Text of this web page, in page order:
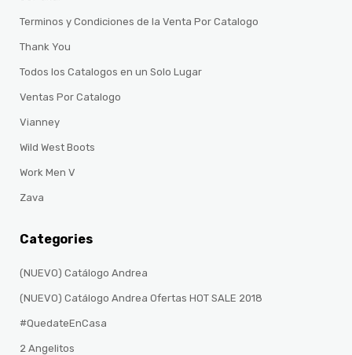
Terminos y Condiciones de la Venta Por Catalogo
Thank You
Todos los Catalogos en un Solo Lugar
Ventas Por Catalogo
Vianney
Wild West Boots
Work Men V
Zava
Categories
(NUEVO) Catálogo Andrea
(NUEVO) Catálogo Andrea Ofertas HOT SALE 2018
#QuedateEnCasa
2 Angelitos